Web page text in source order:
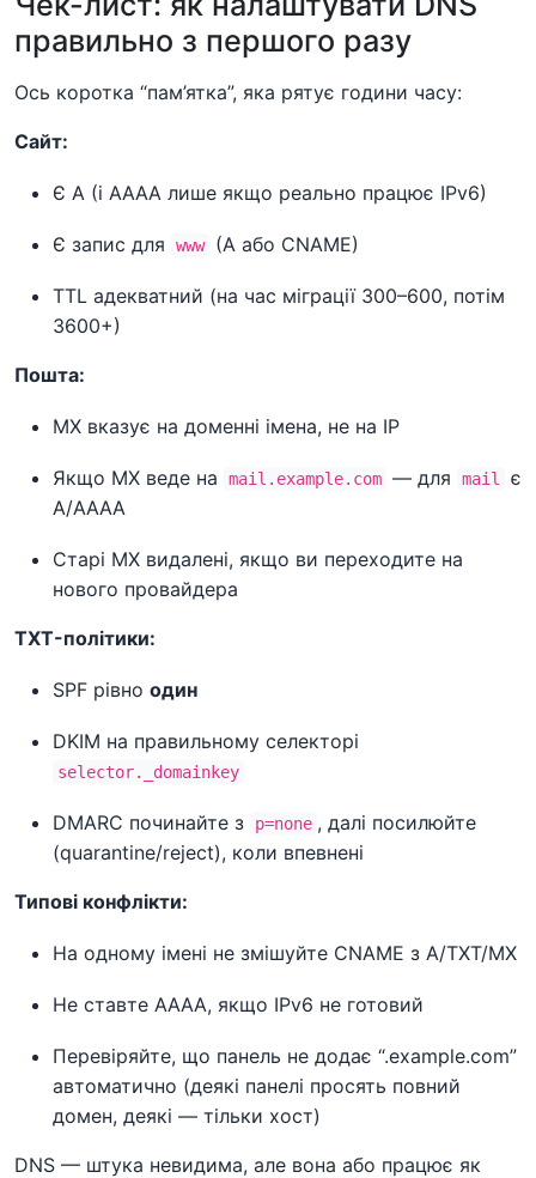
правильно з першого разу
Ось коротка “пам’ятка”, яка рятує години часу:
Сайт:
Є A (і AAAA лише якщо реально працює IPv6)
Є запис для www (A або CNAME)
TTL адекватний (на час міграції 300–600, потім
3600+)
Пошта:
MX вказує на доменні імена, не на IP
Якщо MX веде на mail.example.com — для mail
є
A/AAAA
Старі MX видалені, якщо ви переходите на
нового провайдера
TXT-політики:
SPF рівно один
DKIM на правильному селекторі
selector._domainkey
DMARC починайте з p=none , далі посилюйте
(quarantine/reject), коли впевнені
Типові конфлікти:
На одному імені не змішуйте CNAME з A/TXT/MX
Не ставте AAAA, якщо IPv6 не готовий
Перевіряйте, що панель не додає “.example.com”
автоматично (деякі панелі просять повний
домен, деякі — тільки хост)
DNS — штука невидима, але вона або працює як